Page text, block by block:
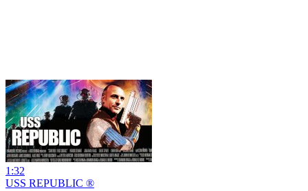
1:32
USS REPUBLIC ®